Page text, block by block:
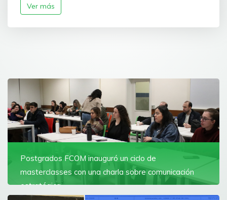
Ver más
Postgrados FCOM inauguró un ciclo de
masterclasses con una charla sobre comunicación
estratégica